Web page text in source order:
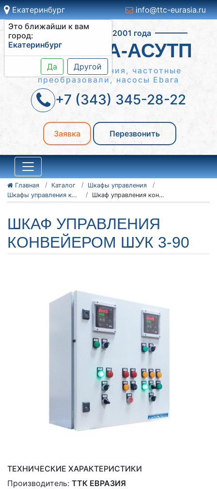
Екатеринбург
Это ближайши к вам
город:
Екатеринбург
Да Другой
info@ttc-eurasia.ru
Работаем с 2001 года
СИСТЕМА-АСУТП
Шкафы управления, частотные
преобразовали, насосы Ebara
+7 (343) 345-28-22
Заявка Перезвонить
Главная Каталог
Шкафы управления
Шкафы управления конвейерами
Шкаф управления конвейером ШУК 3-90
ШКАФ УПРАВЛЕНИЯ
КОНВЕЙЕРОМ ШУК 3-90
ТЕХНИЧЕСКИЕ ХАРАКТЕРИСТИКИ
Производитель: ТТК ЕВРАЗИЯ